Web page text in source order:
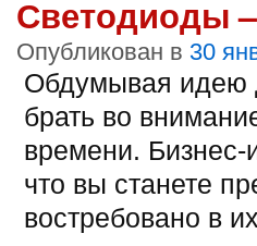
Светодиоды
Опубликован в 30
Обдумывая идею
брать во
времени. Бизнес-
что вы станете
востребовано в